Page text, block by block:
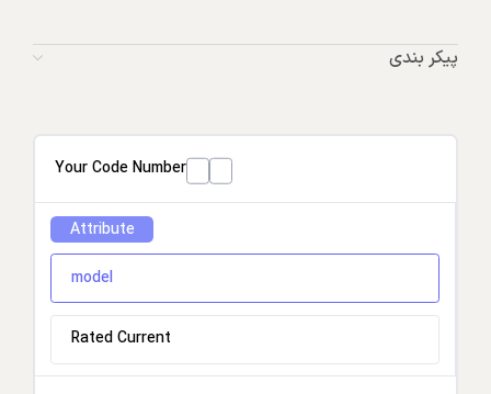
پیکر بندی
Your Code Number
Attribute
model
Rated Current